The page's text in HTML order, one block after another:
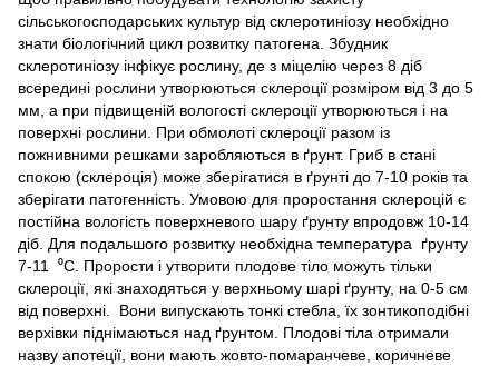
сільськогосподарських культур від склеротиніозу необхідно
знати біологічний цикл розвитку патогена. Збудник
склеротиніозу інфікує рослину, де з міцелію через 8 діб
всередині рослини утворюються склероції розміром від 3 до 5
мм, а при підвищеній вологості склероції утворюються і на
поверхні рослини. При обмолоті склероції разом із
пожнивними решками заробляються в ґрунт. Гриб в стані
спокою (склероція) може зберігатися в ґрунті до 7-10 років та
зберігати патогенність. Умовою для проростання склероцій є
постійна вологість поверхневого шару ґрунту впродовж 10-14
діб. Для подальшого розвитку необхідна температура ґрунту
7-11 ⁰С. Прорости і утворити плодове тіло можуть тільки
склероції, які знаходяться у верхньому шарі ґрунту, на 0-5 см
від поверхні. Вони випускають тонкі стебла, їх зонтикоподібні
верхівки піднімаються над ґрунтом. Плодові тіла отримали
назву апотеції, вони мають жовто-помаранчеве, коричневе